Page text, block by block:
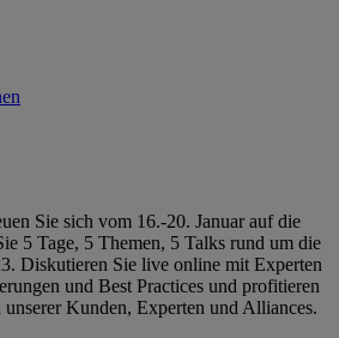
Sie sich vom 16.-20. Januar auf die
5 Tage, 5 Themen, 5 Talks rund um die
Diskutieren Sie live online mit Experten
und Best Practices und profitieren
Kunden, Experten und Alliances.